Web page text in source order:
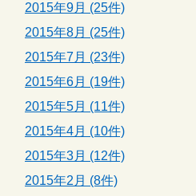
2015年9月 (25件)
2015年8月 (25件)
2015年7月 (23件)
2015年6月 (19件)
2015年5月 (11件)
2015年4月 (10件)
2015年3月 (12件)
2015年2月 (8件)